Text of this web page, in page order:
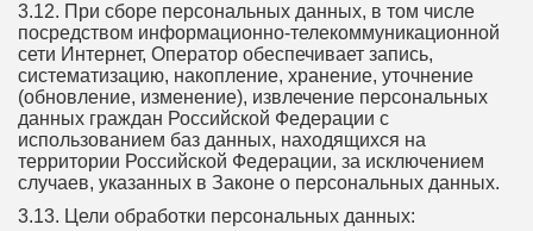
3.12. При сборе персональных данных, в том числе
посредством информационно-телекоммуникационной
сети Интернет, Оператор обеспечивает запись,
систематизацию, накопление, хранение, уточнение
(обновление, изменение), извлечение персональных
данных граждан Российской Федерации с
использованием баз данных, находящихся на
территории Российской Федерации, за исключением
случаев, указанных в Законе о персональных данных.
3.13. Цели обработки персональных данных: